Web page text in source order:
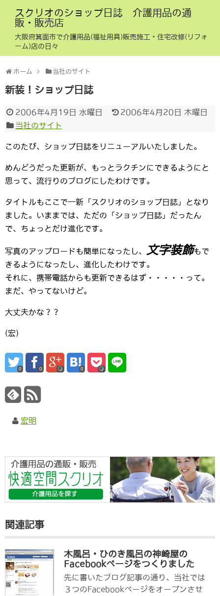
スクリオのショップ日誌 介護用品の通
販・販売店
大阪府箕面市で介護用品(福祉用具)販売施工・住宅改修(リフォ
ーム)店の日々
ホーム 当社のサイト
新装！ショップ日誌
2006年4月19日 水曜日
2006年4月20日 木曜日
当社のサイト
このたび、ショップ日誌をリニューアルいたしました。
めんどうだった更新が、もっとラクチンにできるようにと
思って、流行りのブログにしたわけです。
タイトルもここで一新「スクリオのショップ日誌」となり
ました。いままでは、ただの「ショップ日誌」だったん
で、ちょっとだけ進化です。
写真のアップロードも簡単になったし、 文字装飾もで
きるようになったし、進化したわけです。
それに、携帯電話からも更新できるはず・・・・・って。
まだ、やってないけど。
大丈夫かな？？
(宏)
0 0 0
宏明
関連記事
木風呂・ひのき風呂の神崎屋の
Facebookページをつくりました
先に書いたブログ記事の通り、当社では
３つのFacebookページをオープンさせ